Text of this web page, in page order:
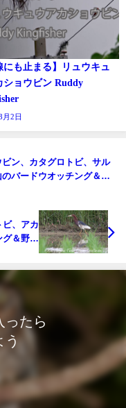
にも止まる】リュウキュ
ショウビン Ruddy
月2日
ン、カタグロトビ、サル
バードウオッチング＆野
ビ、アカ
グ＆野鳥
ったら
う